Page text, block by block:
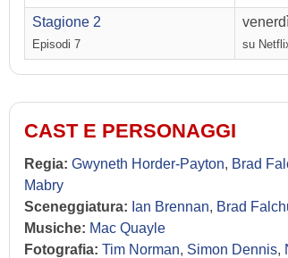
Stagione 2
Episodi 7 su
CAST E PERSONAGGI
Regia: Gwyneth Horder-Payton, Brad
Mabry
Sceneggiatura: Ian Brennan, Brad
Musiche: Mac Quayle
Fotografia: Tim Norman, Simon Dennis,